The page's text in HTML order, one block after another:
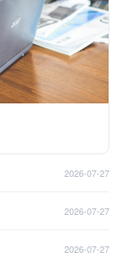
2026-07-27
2026-07-27
2026-07-27